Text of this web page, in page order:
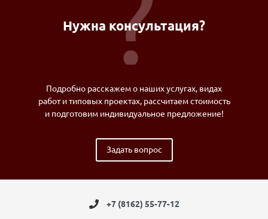
Нужна консультация?
Подробно расскажем о наших услугах, видах
работ и типовых проектах, рассчитаем стоимость
и подготовим индивидуальное предложение!
Задать вопрос
+7 (8162) 55-77-12